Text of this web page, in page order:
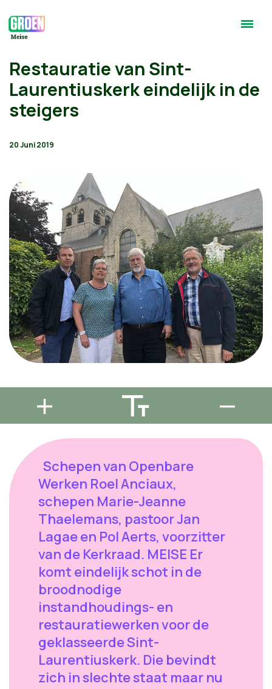
Restauratie van Sint-
Laurentiuskerk eindelijk in de
steigers
20 Juni 2019
Schepen van Openbare
Werken Roel Anciaux,
schepen Marie-Jeanne
Thaelemans, pastoor Jan
Lagae en Pol Aerts, voorzitter
van de Kerkraad. MEISE Er
komt eindelijk schot in de
broodnodige
instandhoudings- en
restauratiewerken voor de
geklasseerde Sint-
Laurentiuskerk. Die bevindt
zich in slechte staat maar nu